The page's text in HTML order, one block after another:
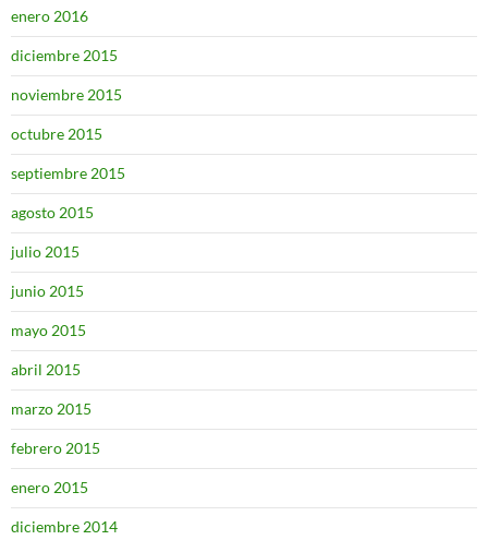
enero 2016
diciembre 2015
noviembre 2015
octubre 2015
septiembre 2015
agosto 2015
julio 2015
junio 2015
mayo 2015
abril 2015
marzo 2015
febrero 2015
enero 2015
diciembre 2014